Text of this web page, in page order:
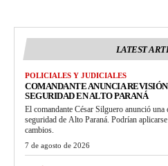
LATEST
POLICIALES Y JUDICIALES
COMANDANTE ANUNCIA
SEGURIDAD EN ALTO PARANÁ
El comandante César Silguero anunció
seguridad de Alto Paraná. Podrían
cambios.
7 de agosto de 2026